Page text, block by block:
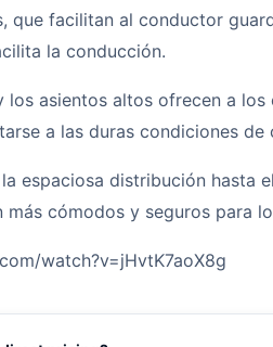
que facilitan al conductor
la conducción.
los asientos altos ofrecen a
a las duras condiciones de
espaciosa distribución hasta
más cómodos y seguros para
watch?v=jHvtK7aoX8g